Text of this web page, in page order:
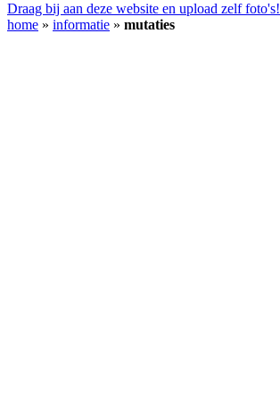
Draag bij aan deze website en upload zelf foto's!
home » informatie » mutaties